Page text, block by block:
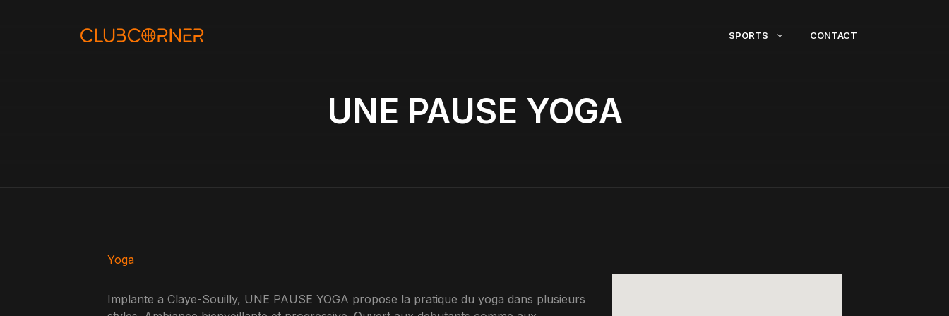
SPORTS CONTACT
UNE PAUSE YOGA
Yoga
Implante a Claye-Souilly, UNE PAUSE YOGA propose la pratique du yoga dans plusieurs